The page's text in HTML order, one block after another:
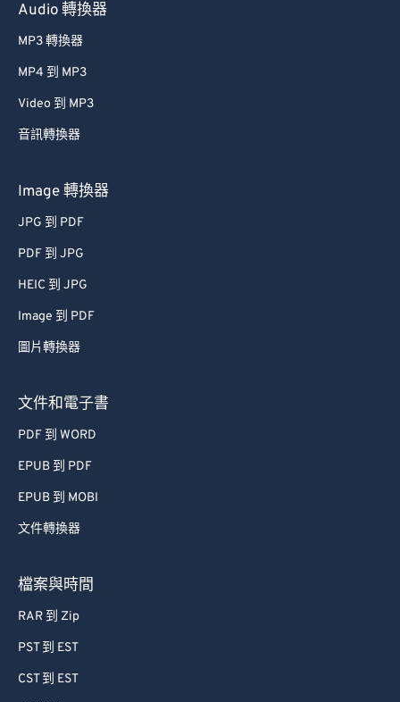
Audio 轉換器
MP3 轉換器
MP4 到 MP3
Video 到 MP3
音訊轉換器
Image 轉換器
JPG 到 PDF
PDF 到 JPG
HEIC 到 JPG
Image 到 PDF
圖片轉換器
文件和電子書
PDF 到 WORD
EPUB 到 PDF
EPUB 到 MOBI
文件轉換器
檔案與時間
RAR 到 Zip
PST 到 EST
CST 到 EST